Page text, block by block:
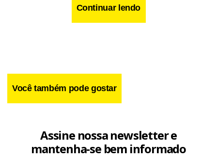
Facebook
WhatsApp
LinkedIn
Twitter
X Telegram
Share
Continuar lendo
Você também pode gostar
Assine nossa newsletter e
mantenha-se bem informado